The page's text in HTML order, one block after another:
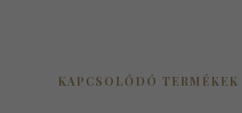
KAPCSOLÓDÓ TERMÉKEK